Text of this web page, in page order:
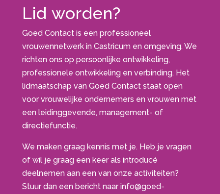
Lid worden?
Goed Contact is een professioneel
vrouwennetwerk in Castricum en omgeving. We
richten ons op persoonlijke ontwikkeling,
professionele ontwikkeling en verbinding. Het
lidmaatschap van Goed Contact staat open
voor vrouwelijke ondernemers en vrouwen met
een leidinggevende, management- of
directiefunctie.
We maken graag kennis met je. Heb je vragen
of wil je graag een keer als introducé
deelnemen aan een van onze activiteiten?
Stuur dan een bericht naarinfo@goed-